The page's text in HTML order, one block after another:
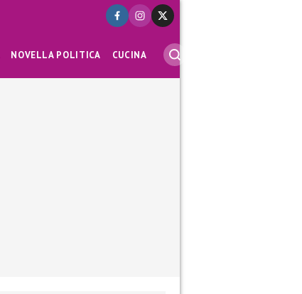
NOVELLA POLITICA CUCINA